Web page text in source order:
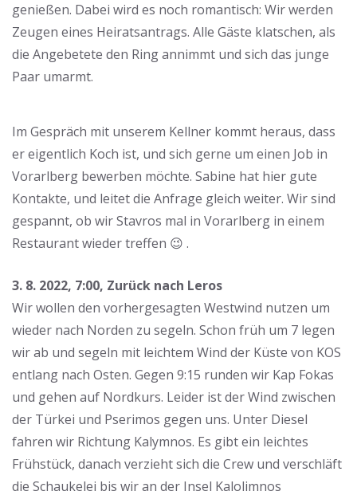
genießen. Dabei wird es noch romantisch: Wir werden
Zeugen eines Heiratsantrags. Alle Gäste klatschen, als
die Angebetete den Ring annimmt und sich das junge
Paar umarmt.
Im Gespräch mit unserem Kellner kommt heraus, dass
er eigentlich Koch ist, und sich gerne um einen Job in
Vorarlberg bewerben möchte. Sabine hat hier gute
Kontakte, und leitet die Anfrage gleich weiter. Wir sind
gespannt, ob wir Stavros mal in Vorarlberg in einem
Restaurant wieder treffen 😉 .
3. 8. 2022, 7:00, Zurück nach Leros
Wir wollen den vorhergesagten Westwind nutzen um
wieder nach Norden zu segeln. Schon früh um 7 legen
wir ab und segeln mit leichtem Wind der Küste von KOS
entlang nach Osten. Gegen 9:15 runden wir Kap Fokas
und gehen auf Nordkurs. Leider ist der Wind zwischen
der Türkei und Pserimos gegen uns. Unter Diesel
fahren wir Richtung Kalymnos. Es gibt ein leichtes
Frühstück, danach verzieht sich die Crew und verschläft
die Schaukelei bis wir an der Insel Kalolimnos